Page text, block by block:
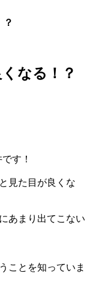
？
なる！？
す！
見た目が良くな
あまり出てこない
ことを知っていま